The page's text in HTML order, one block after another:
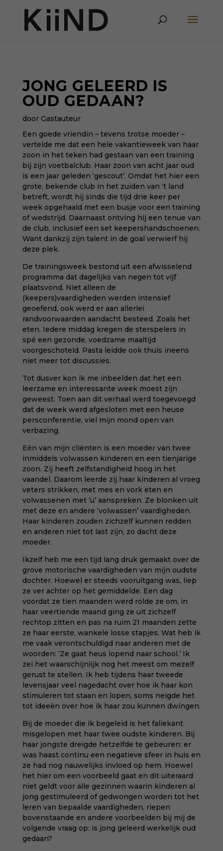
JONG GELEERD IS
OUD GEDAAN?
door Gastauteur
Een goede vriendin – tevens trotse moeder –
vertelde me dat een hele vakantieweek van haar
zoon in het teken had gestaan van een training
bij zijn voetbalclub. Haar zoon van acht jaar oud
is een jaar geleden ‘gescout’. Omdat het hier een
grote, bekende club in het zuiden van ‘t land
betreft, wordt hij sinds die tijd drie keer per
week opgehaald met een busje voor een training
of wedstrijd. Daarnaast ontving hij een tenue van
de club, inclusief een set keepershandschoenen.
Want dankzij zijn talent in de goal verwierf hij
deze plek.
De trainingsweek bestond uit een afwisselend
programma dat dagelijks van negen tot vijf
plaatsvond. Niet alleen de
(keepers)vaardigheden werden intensief
geoefend, ook werd er aan allerlei
randvoorwaarden aandacht besteed. Zoals het
eten. Iedere middag kregen de sterspelers in
spé een gezonde, voedzame maaltijd
voorgeschoteld. Pasta leidde ook thuis ineens
niet meer tot discussies.
Tot dusver kon ik me inbeelden dat het een
leerzame en interessante week moest zijn
geweest. Toen aan dit verhaal werd toegevoegd
dat de week werd afgesloten met een heuse
persconferentie, viel mijn mond open van
verbazing.
Eén van mijn cliënten is een moeder van twee
inmiddels volwassen kinderen en een tienjarige
zoon. Zij heeft zelfstandigheid hoog in het
vaandel. Daarom leerde zij haar kinderen al vroeg
veters strikken, met mes en vork eten en
volwassenen met ‘u’ aanspreken. Ze blonken uit
met deze en andere ‘volwassen’ vaardigheden.
Haar kinderen zouden zichzelf kunnen redden
en anderen niet tot last zijn, zo dacht deze
moeder.
Ikzelf heb me een tijd lang druk gemaakt over de
grove motorische vaardigheden van mijn oudste
dochter. Hoewel er steeds vooruitgang was, liep
ze ver achter op het gemiddelde. Een dag
voordat ze tien maanden werd rolde ze om, in
haar veertiende maand ging ze uit zichzelf
rechtop zitten en pas na ruim 21 maanden zette
ze haar eerste, wankele losse stapjes. Wat heb ik
me vaak verontschuldigd naar anderen met de
woorden: ‘Ze gaat heus lopend naar school.’ Ik
zei het waarschijnlijk nog het meest om mezelf
gerust te stellen. Ik heb tijdens haar tweede
levensjaar veel nagedacht over hoe ik haar kon
stimuleren tot staan en lopen, soms neigde het
tot ideeën over hoe ik haar zou kunnen dwingen.
Bij de moeder die ik begeleid is het faliekant
misgelopen met haar twee oudste kinderen. Bij
haar jongste dreigde hetzelfde te gebeuren: er
was haast continu een negatieve sfeer in huis en
ze had nog nauwelijks invloed op hem. Hoewel
het hier om een voorbeeld gaat en dit uiteraard
niet geldt voor alle gezinnen waarin kinderen al
jong gestimuleerd of gedwongen worden tot het
leren van bepaalde vaardigheden, riepen
bovenstaande en andere voorbeelden bij mij de
volgende vraag op: is jong geleerd werkelijk oud
gedaan?